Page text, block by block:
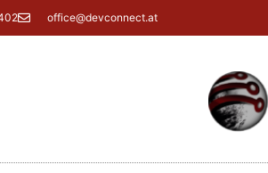
office@devconnect.at